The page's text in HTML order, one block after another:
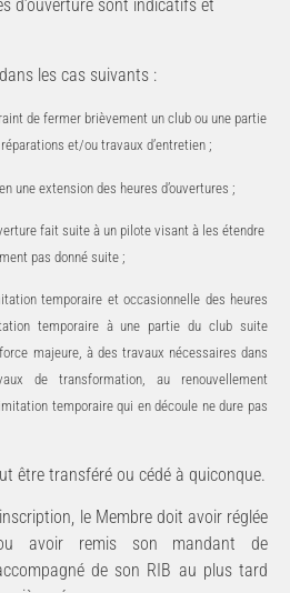
d’ouverture sont indicatifs et
les cas suivants :
de fermer brièvement un club ou une partie
et/ou travaux d’entretien ;
en une extension des heures d’ouvertures ;
fait suite à un pilote visant à les étendre
pas donné suite ;
temporaire et occasionnelle des heures
temporaire à une partie du club suite
majeure, à des travaux nécessaires dans
de transformation, au renouvellement
temporaire qui en découle ne dure pas
être transféré ou cédé à quiconque.
le Membre doit avoir réglée
avoir remis son mandant de
de son RIB au plus tard